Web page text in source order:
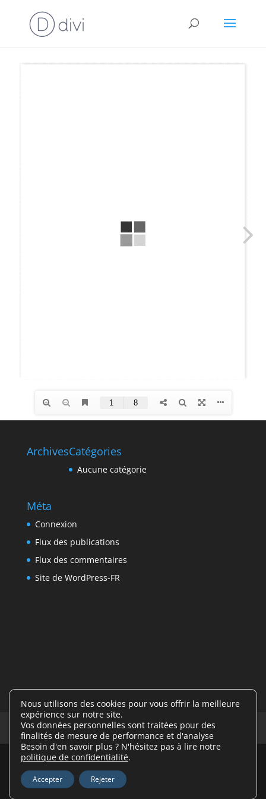
ArchivesCatégories
Aucune catégorie
Méta
Connexion
Flux des publications
Flux des commentaires
Site de WordPress-FR
Mentions légales
Design de Elegant Themes
Nous utilisons des cookies pour vous offrir la meilleure
expérience sur notre site.
Vos données personnelles sont traitées pour des
finalités de mesure de performance et d'analyse
Besoin d'en savoir plus ? N'hésitez pas à lire notre
politique de confidentialité.
Accepter Rejeter